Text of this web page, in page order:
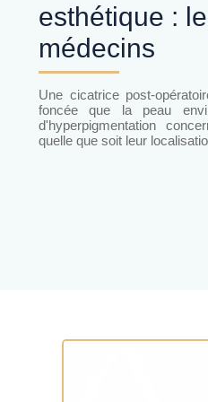
esthétique :
médecins
Une cicatrice post-
foncée que la peau
d'hyperpigmentation
quelle que soit leur